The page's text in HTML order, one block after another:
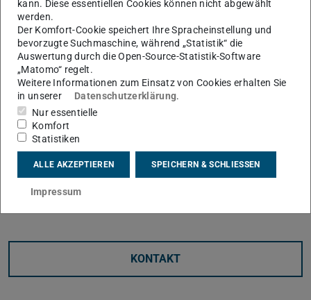
Kompetenzzentrums Resiliente Stadt online verfügbar.
Die Videos dienen in erster Linie der Unterstützung der
Studierenden, die am diesjährigen Entwurfswettbewerb
„Design Resilience Global 2026“teilnehmen, stehen
jedoch auch der interessierten Öffentlichkeit zur
Verfügung. Sie vereinen vielfältige Perspektiven aus
Forschung und Praxis und bieten wertvolle Einblicke in
Herausforderungen und Ansätze zur Gestaltung resilienter
Städte.
Die Videos können
KONTAKT
kann. Diese essentiellen Cookies können nicht abgewählt
werden.
Der Komfort-Cookie speichert Ihre Spracheinstellung und
bevorzugte Suchmaschine, während „Statistik“ die
Auswertung durch die Open-Source-Statistik-Software
„Matomo“ regelt.
Weitere Informationen zum Einsatz von Cookies erhalten Sie
in unserer
Datenschutzerklärung.
Nur essentielle
Komfort
Statistiken
ALLE AKZEPTIEREN SPEICHERN & SCHLIESSEN
Impressum